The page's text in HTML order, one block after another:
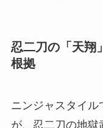
忍二刀の「天翔
根拠
ニンジャスタイ
が、忍二刀の地獄